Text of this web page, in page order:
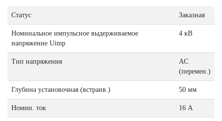
Статус Заказная
Номинальное импульсное выдерживаемое
напряжение Uimp
4 кВ
Тип напряжения
AC
(перемен.)
Глубина установочная (встраив.) 50 мм
Номин. ток 16 А